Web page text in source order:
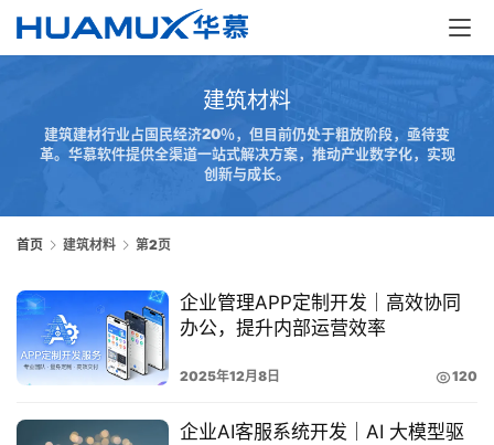
首
页
服
务
解
决
建筑材料
建筑建材行业占国民经济20％，但目前仍处于粗放阶段，亟待变
革。华慕软件提供全渠道一站式解决方案，推动产业数字化，实现
创新与成长。
首页 建筑材料 第2页
企业管理APP定制开发｜高效协同
办公，提升内部运营效率
2025年12月8日 120
企业AI客服系统开发｜AI 大模型驱